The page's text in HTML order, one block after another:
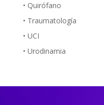
• Quirófano
• Traumatología
• UCI
• Urodinamia